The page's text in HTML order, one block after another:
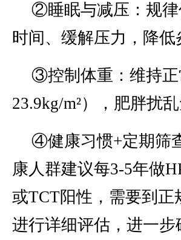
②睡眠与减压：规律
时间、缓解压力，降低
③控制体重：维持
23.9kg/m²），肥胖扰
④健康习惯+定期筛
康人群建议每3-5年做
或TCT阳性，需要到
进行详细评估，进一